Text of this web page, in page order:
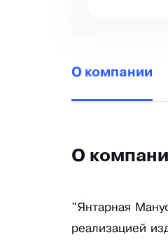
О компании
О
"Янтарная
реализацией